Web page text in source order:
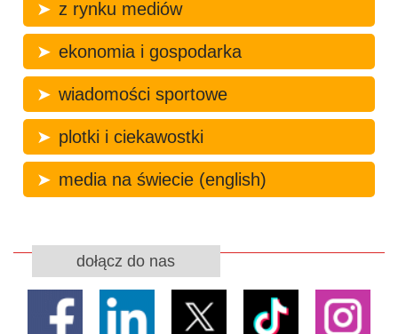
z rynku mediów
ekonomia i gospodarka
wiadomości sportowe
plotki i ciekawostki
media na świecie (english)
dołącz do nas